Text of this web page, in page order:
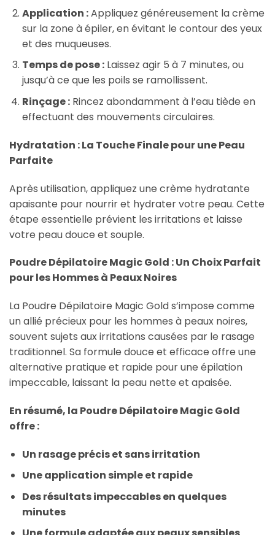
Application :Appliquez généreusement la crème
sur la zone à épiler, en évitant le contour des yeux
et des muqueuses.
Temps de pose :Laissez agir 5 à 7 minutes, ou
jusqu’à ce que les poils se ramollissent.
Rinçage :Rincez abondamment à l’eau tiède en
effectuant des mouvements circulaires.
Hydratation : La Touche Finale pour une Peau
Parfaite
Après utilisation, appliquez une crème hydratante
apaisante pour nourrir et hydrater votre peau. Cette
étape essentielle prévient les irritations et laisse
votre peau douce et souple.
Poudre Dépilatoire Magic Gold : Un Choix Parfait
pour les Hommes à Peaux Noires
La Poudre Dépilatoire Magic Gold s’impose comme
un allié précieux pour les hommes à peaux noires,
souvent sujets aux irritations causées par le rasage
traditionnel. Sa formule douce et efficace offre une
alternative pratique et rapide pour une épilation
impeccable, laissant la peau nette et apaisée.
En résumé, la Poudre Dépilatoire Magic Gold
offre :
Un rasage précis et sans irritation
Une application simple et rapide
Des résultats impeccables en quelques
minutes